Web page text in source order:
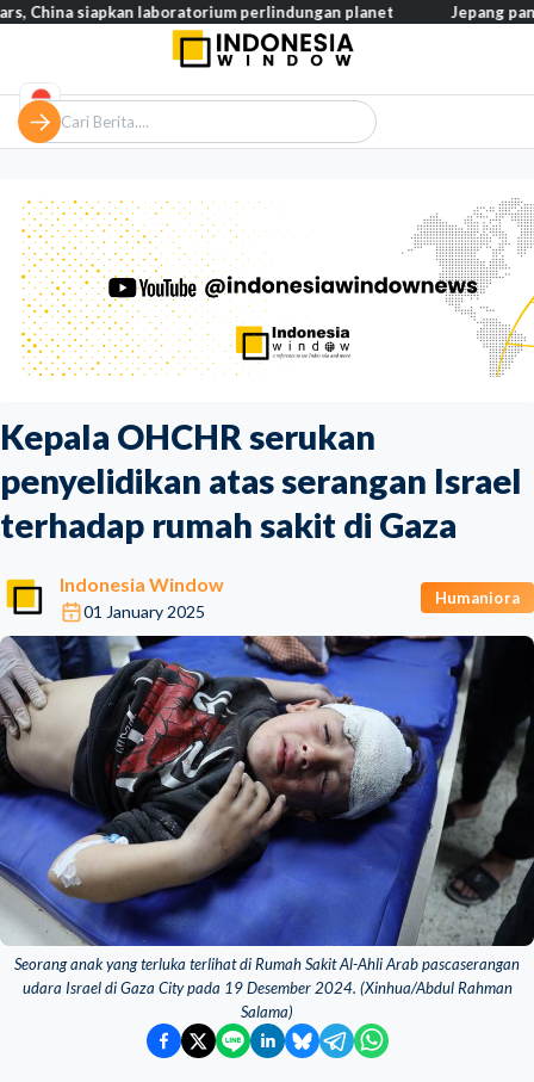
Kepala OHCHR serukan
penyelidikan atas serangan Israel
terhadap rumah sakit di Gaza
Indonesia Window
01 January 2025
Humaniora
Seorang anak yang terluka terlihat di Rumah Sakit Al-Ahli Arab pascaserangan
udara Israel di Gaza City pada 19 Desember 2024. (Xinhua/Abdul Rahman
Salama)
laboratorium perlindungan planet Jepang pangkas